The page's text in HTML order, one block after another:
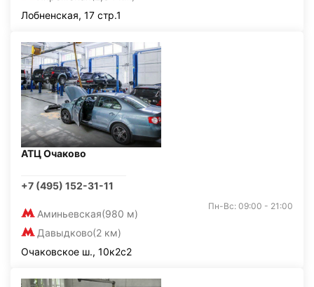
Лобненская, 17 стр.1
АТЦ Очаково
+7 (495) 152-31-11
Аминьевская(980 м)
Давыдково(2 км)
Пн-Вс: 09:00 - 21:00
Очаковское ш., 10к2с2